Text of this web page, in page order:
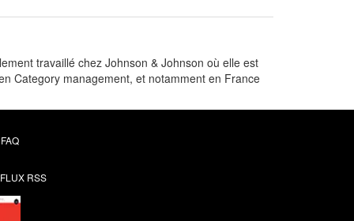
travaillé chez Johnson & Johnson où elle est
Category management, et notamment en France
FAQ
FLUX RSS